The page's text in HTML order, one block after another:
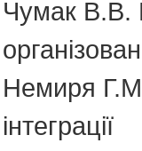
Чумак В.В.
Немиря
інтеграції